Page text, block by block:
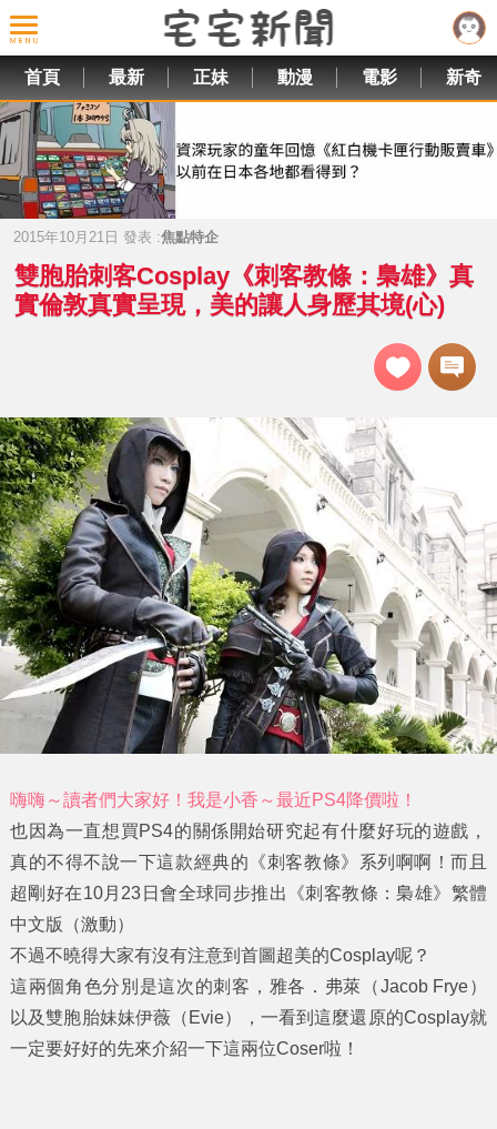
首頁 最新 正妹 動漫 電影 新奇
2015年10月21日 發表 :焦點特企
雙胞胎刺客Cosplay《刺客教條：梟雄》真
實倫敦真實呈現，美的讓人身歷其境(心)
嗨嗨～讀者們大家好！我是小香～最近PS4降價啦！
也因為一直想買PS4的關係開始研究起有什麼好玩的遊戲，
真的不得不說一下這款經典的《刺客教條》系列啊啊！而且
超剛好在10月23日會全球同步推出《刺客教條：梟雄》繁體
中文版（激動）
不過不曉得大家有沒有注意到首圖超美的Cosplay呢？
這兩個角色分別是這次的刺客， 雅各．弗萊（Jacob Frye）
以及雙胞胎妹妹伊薇（Evie）
，一看到這麼還原的Cosplay就
一定要好好的先來介紹一下這兩位Coser啦！